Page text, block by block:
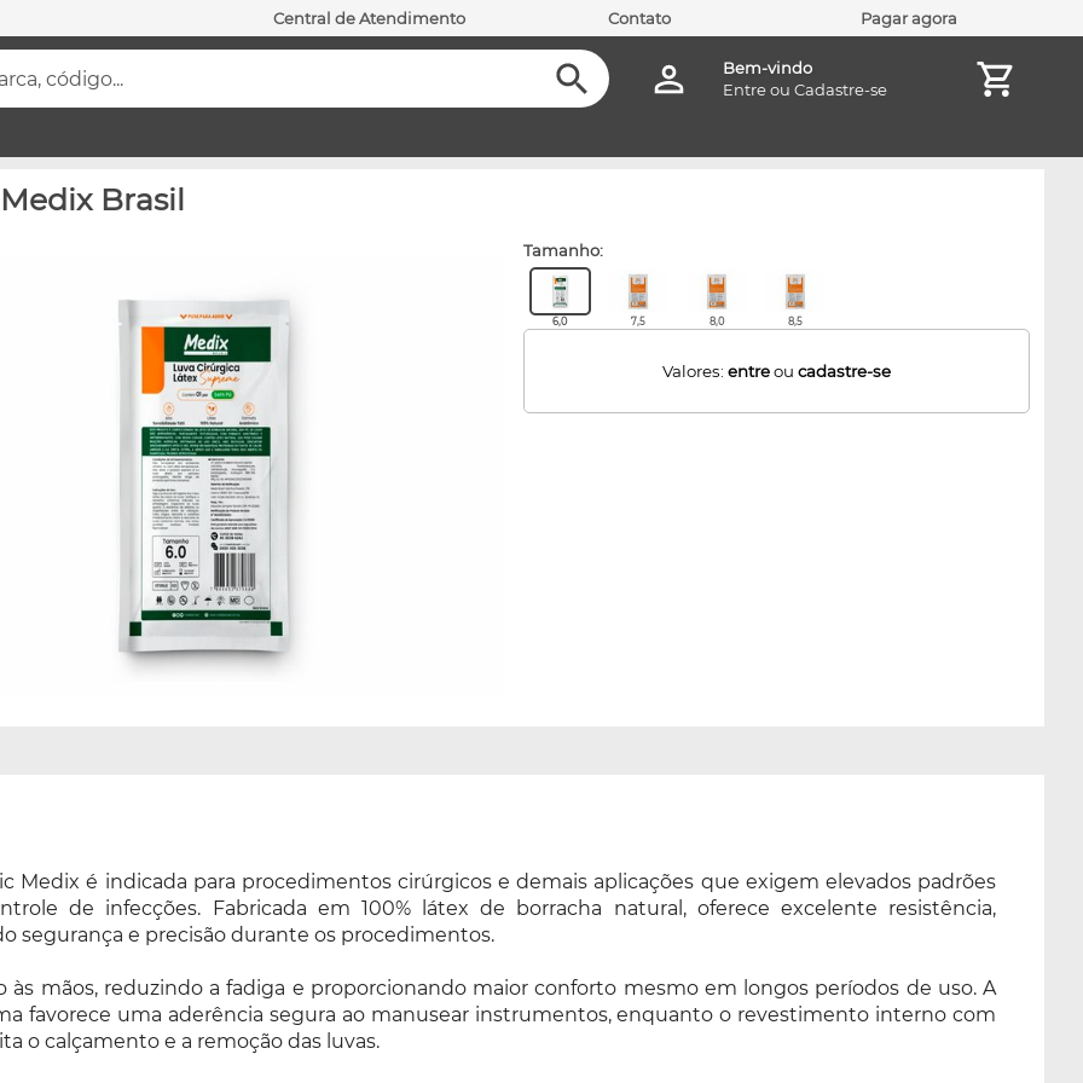
Central de Atendimento Contato Pagar agora
código...
Bem-vindo
Entreou Cadastre-se
Brasil
tamanho:
6,0 7,5 8,0 8,5
Valores:entreoucadastre-se
Medix é indicada para procedimentos cirúrgicos e demais aplicações que exigem elevados padrões
de infecções. Fabricada em 100% látex de borracha natural, oferece excelente resistência,
segurança e precisão durante os procedimentos.
mãos, reduzindo a fadiga e proporcionando maior conforto mesmo em longos períodos de uso. A
favorece uma aderência segura ao manusear instrumentos, enquanto o revestimento interno com
o calçamento e a remoção das luvas.